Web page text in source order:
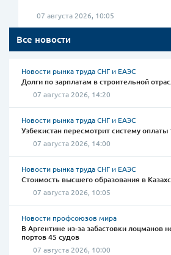
Все новости
Новости рынка труда СНГ и ЕАЭС
Долги по зарплатам в строительной
07 августа 2026, 14:20
Новости рынка труда СНГ и ЕАЭС
Узбекистан пересмотрит систему
07 августа 2026, 14:00
Новости рынка труда СНГ и ЕАЭС
Стоимость высшего образования в
07 августа 2026, 10:05
Новости профсоюзов мира
В Аргентине из-за забастовки лоцманов
портов 45 судов
07 августа 2026, 10:00
07 августа 2026, 10:05